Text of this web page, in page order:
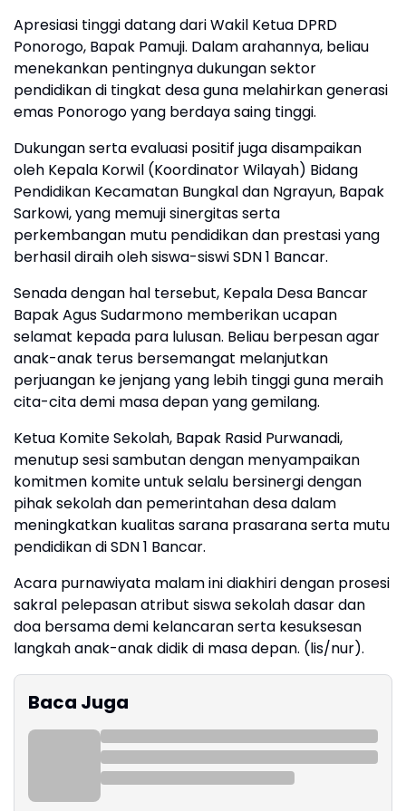
​Apresiasi tinggi datang dari Wakil Ketua DPRD
Ponorogo, Bapak Pamuji. Dalam arahannya, beliau
menekankan pentingnya dukungan sektor
pendidikan di tingkat desa guna melahirkan generasi
emas Ponorogo yang berdaya saing tinggi.
​Dukungan serta evaluasi positif juga disampaikan
oleh Kepala Korwil (Koordinator Wilayah) Bidang
Pendidikan Kecamatan Bungkal dan Ngrayun, Bapak
Sarkowi, yang memuji sinergitas serta
perkembangan mutu pendidikan dan prestasi yang
berhasil diraih oleh siswa-siswi SDN 1 Bancar.
​Senada dengan hal tersebut, Kepala Desa Bancar
Bapak Agus Sudarmono memberikan ucapan
selamat kepada para lulusan. Beliau berpesan agar
anak-anak terus bersemangat melanjutkan
perjuangan ke jenjang yang lebih tinggi guna meraih
cita-cita demi masa depan yang gemilang.
​Ketua Komite Sekolah, Bapak Rasid Purwanadi,
menutup sesi sambutan dengan menyampaikan
komitmen komite untuk selalu bersinergi dengan
pihak sekolah dan pemerintahan desa dalam
meningkatkan kualitas sarana prasarana serta mutu
pendidikan di SDN 1 Bancar.
​Acara purnawiyata malam ini diakhiri dengan prosesi
sakral pelepasan atribut siswa sekolah dasar dan
doa bersama demi kelancaran serta kesuksesan
langkah anak-anak didik di masa depan. (lis/nur).
Baca Juga